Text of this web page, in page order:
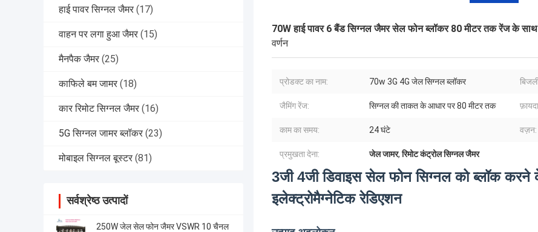
हाई पावर सिग्नल जैमर (17)
वाहन पर लगा हुआ जैमर (15)
मैनपैक जैमर (25)
काफिले बम जामर (18)
कार रिमोट सिग्नल जैमर (16)
5G सिग्नल जामर ब्लॉकर (23)
मोबाइल सिग्नल बूस्टर (81)
सर्वश्रेष्ठ उत्पादों
250W जेल सेल फोन जैमर VSWR 10 चैनल
70W हाई पावर 6 बैंड सिग्नल जैमर सेल फोन ब्लॉकर 80 मीटर तक रेंज के साथ
वर्णन
प्रोडक्ट का नाम: 70w 3G 4G जेल सिग्नल ब्लॉकर
जैमिंग रेंज: सिग्नल की ताकत के आधार पर 80 मीटर तक
काम का समय: 24 घंटे वज़न:
प्रमुखता देना: जेल जामर,रिमोट कंट्रोल सिग्नल जैमर
3जी 4जी डिवाइस सेल फोन सिग्नल को ब्लॉक
इलेक्ट्रोमैग्नेटिक रेडिएशन